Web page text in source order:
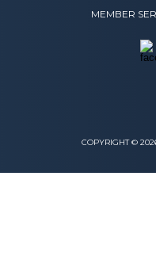
MEMBER
COPYRIGHT ©